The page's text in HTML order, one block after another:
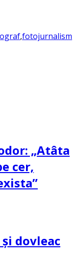
,fotojurnalism
„Atâta
cer,
dovleac